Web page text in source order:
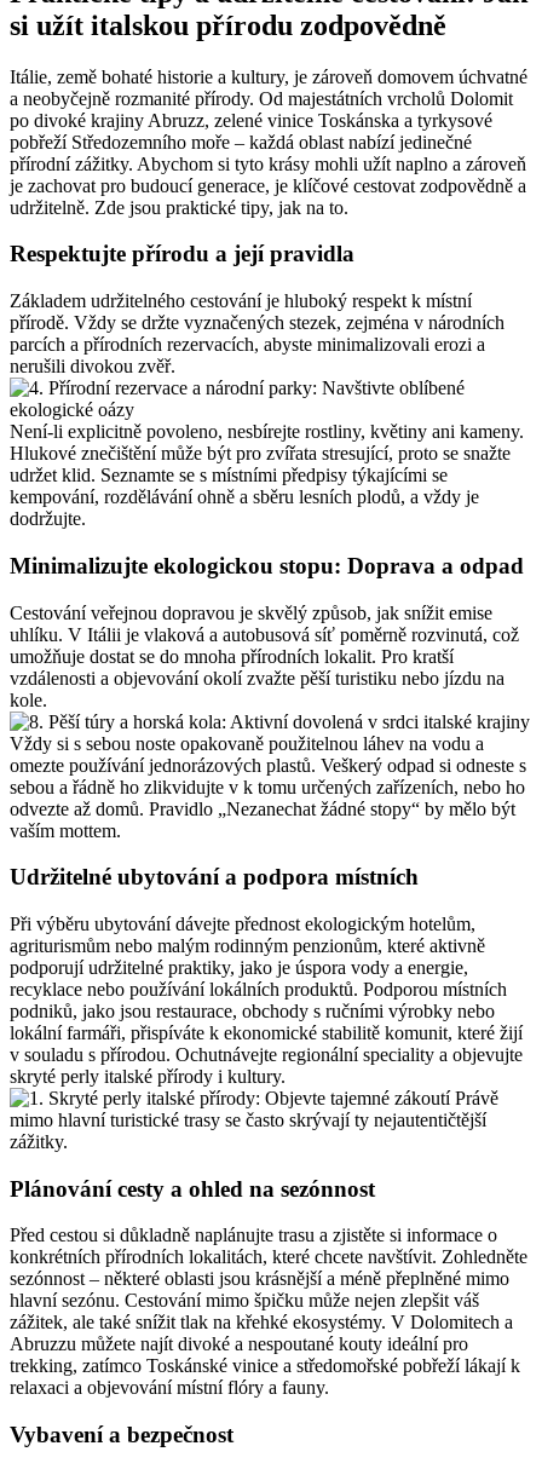
si užít italskou přírodu zodpovědně
Itálie, země bohaté historie a kultury, je zároveň domovem úchvatné
a neobyčejně rozmanité přírody. Od majestátních vrcholů Dolomit
po divoké krajiny Abruzz, zelené vinice Toskánska a tyrkysové
pobřeží Středozemního moře – každá oblast nabízí jedinečné
přírodní zážitky. Abychom si tyto krásy mohli užít naplno a zároveň
je zachovat pro budoucí generace, je klíčové cestovat zodpovědně a
udržitelně. Zde jsou praktické tipy, jak na to.
Respektujte přírodu a její pravidla
Základem udržitelného cestování je hluboký respekt k místní
přírodě. Vždy se držte vyznačených stezek, zejména v národních
parcích a přírodních rezervacích, abyste minimalizovali erozi a
nerušili divokou zvěř.
Není-li explicitně povoleno, nesbírejte rostliny, květiny ani kameny.
Hlukové znečištění může být pro zvířata stresující, proto se snažte
udržet klid. Seznamte se s místními předpisy týkajícími se
kempování, rozdělávání ohně a sběru lesních plodů, a vždy je
dodržujte.
Minimalizujte ekologickou stopu: Doprava a odpad
Cestování veřejnou dopravou je skvělý způsob, jak snížit emise
uhlíku. V Itálii je vlaková a autobusová síť poměrně rozvinutá, což
umožňuje dostat se do mnoha přírodních lokalit. Pro kratší
vzdálenosti a objevování okolí zvažte pěší turistiku nebo jízdu na
kole.
Vždy si s sebou noste opakovaně použitelnou láhev na vodu a
omezte používání jednorázových plastů. Veškerý odpad si odneste s
sebou a řádně ho zlikvidujte v k tomu určených zařízeních, nebo ho
odvezte až domů. Pravidlo „Nezanechat žádné stopy“ by mělo být
vaším mottem.
Udržitelné ubytování a podpora místních
Při výběru ubytování dávejte přednost ekologickým hotelům,
agriturismům nebo malým rodinným penzionům, které aktivně
podporují udržitelné praktiky, jako je úspora vody a energie,
recyklace nebo používání lokálních produktů. Podporou místních
podniků, jako jsou restaurace, obchody s ručními výrobky nebo
lokální farmáři, přispíváte k ekonomické stabilitě komunit, které žijí
v souladu s přírodou. Ochutnávejte regionální speciality a objevujte
skryté perly italské přírody i kultury.
Právě
mimo hlavní turistické trasy se často skrývají ty nejautentičtější
zážitky.
Plánování cesty a ohled na sezónnost
Před cestou si důkladně naplánujte trasu a zjistěte si informace o
konkrétních přírodních lokalitách, které chcete navštívit. Zohledněte
sezónnost – některé oblasti jsou krásnější a méně přeplněné mimo
hlavní sezónu. Cestování mimo špičku může nejen zlepšit váš
zážitek, ale také snížit tlak na křehké ekosystémy. V Dolomitech a
Abruzzu můžete najít divoké a nespoutané kouty ideální pro
trekking, zatímco Toskánské vinice a středomořské pobřeží lákají k
relaxaci a objevování místní flóry a fauny.
Vybavení a bezpečnost